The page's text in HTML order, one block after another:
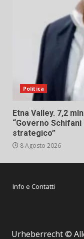
Politica
Etna Valley. 7,2
“Governo
strategico”
8 Agosto 2026
Info e Contatti
Urheberrecht ©